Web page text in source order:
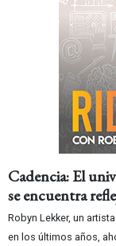
Cadencia: El
se encuentra
Robyn Lekker, un
en los últimos años,